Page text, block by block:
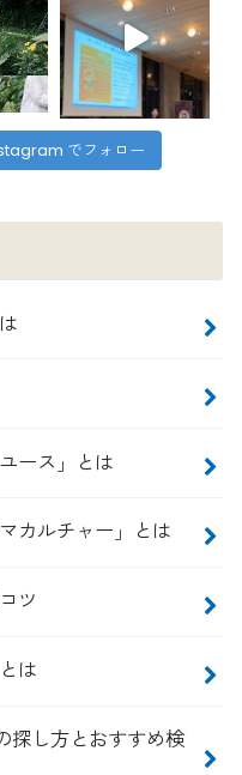
でフォロー
ース」とは
カルチャー」とは
ツ
は
探し方とおすすめ検